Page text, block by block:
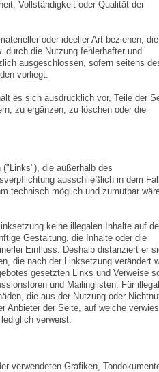
Vollständigkeit oder Qualität der
oder ideeller Art beziehen,
durch die Nutzung fehlerhafter und
ausgeschlossen, sofern seitens
vorliegt.
es sich ausdrücklich vor, Teile der
zu ergänzen, zu löschen oder die
("Links"), die außerhalb des
ausschließlich in dem
technisch möglich und zumutbar
keine illegalen Inhalte auf
Gestaltung, die Inhalte oder die
Einfluss. Deshalb distanziert er
die nach der Linksetzung verändert
gesetzten Links und Verweise
und Mailinglisten. Für
die aus der Nutzung oder
Anbieter der Seite, auf welche
verweist.
verwendeten Grafiken,